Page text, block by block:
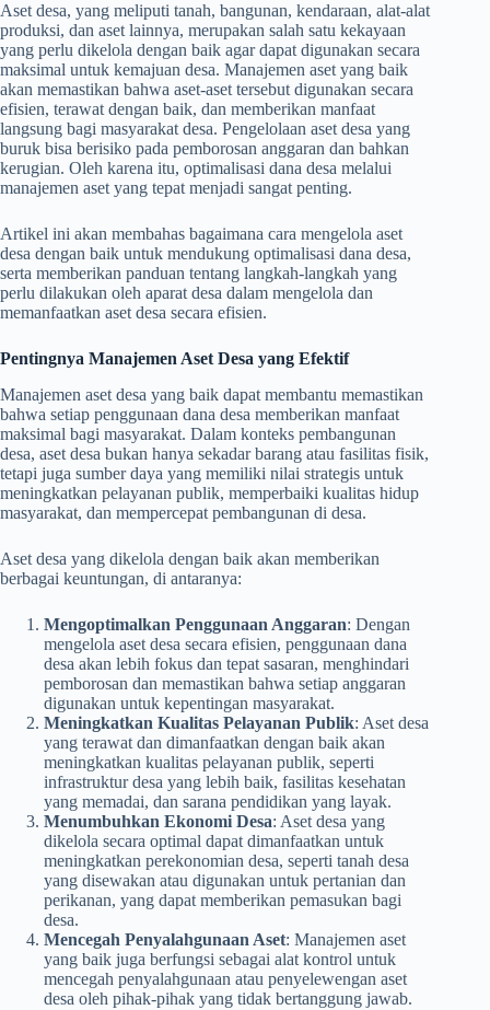
Aset desa, yang meliputi tanah, bangunan, kendaraan, alat-alat
produksi, dan aset lainnya, merupakan salah satu kekayaan
yang perlu dikelola dengan baik agar dapat digunakan secara
maksimal untuk kemajuan desa. Manajemen aset yang baik
akan memastikan bahwa aset-aset tersebut digunakan secara
efisien, terawat dengan baik, dan memberikan manfaat
langsung bagi masyarakat desa. Pengelolaan aset desa yang
buruk bisa berisiko pada pemborosan anggaran dan bahkan
kerugian. Oleh karena itu, optimalisasi dana desa melalui
manajemen aset yang tepat menjadi sangat penting.
Artikel ini akan membahas bagaimana cara mengelola aset
desa dengan baik untuk mendukung optimalisasi dana desa,
serta memberikan panduan tentang langkah-langkah yang
perlu dilakukan oleh aparat desa dalam mengelola dan
memanfaatkan aset desa secara efisien.
Pentingnya Manajemen Aset Desa yang Efektif
Manajemen aset desa yang baik dapat membantu memastikan
bahwa setiap penggunaan dana desa memberikan manfaat
maksimal bagi masyarakat. Dalam konteks pembangunan
desa, aset desa bukan hanya sekadar barang atau fasilitas fisik,
tetapi juga sumber daya yang memiliki nilai strategis untuk
meningkatkan pelayanan publik, memperbaiki kualitas hidup
masyarakat, dan mempercepat pembangunan di desa.
Aset desa yang dikelola dengan baik akan memberikan
berbagai keuntungan, di antaranya:
Mengoptimalkan Penggunaan Anggaran: Dengan
mengelola aset desa secara efisien, penggunaan dana
desa akan lebih fokus dan tepat sasaran, menghindari
pemborosan dan memastikan bahwa setiap anggaran
digunakan untuk kepentingan masyarakat.
Meningkatkan Kualitas Pelayanan Publik: Aset desa
yang terawat dan dimanfaatkan dengan baik akan
meningkatkan kualitas pelayanan publik, seperti
infrastruktur desa yang lebih baik, fasilitas kesehatan
yang memadai, dan sarana pendidikan yang layak.
Menumbuhkan Ekonomi Desa: Aset desa yang
dikelola secara optimal dapat dimanfaatkan untuk
meningkatkan perekonomian desa, seperti tanah desa
yang disewakan atau digunakan untuk pertanian dan
perikanan, yang dapat memberikan pemasukan bagi
desa.
Mencegah Penyalahgunaan Aset: Manajemen aset
yang baik juga berfungsi sebagai alat kontrol untuk
mencegah penyalahgunaan atau penyelewengan aset
desa oleh pihak-pihak yang tidak bertanggung jawab.